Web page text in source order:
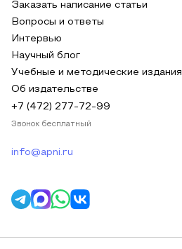
Заказать написание статьи
Вопросы и ответы
Интервью
Научный блог
Учебные и методические издания
Об издательстве
+7 (472) 277-72-99
Звонок бесплатный
info@apni.ru